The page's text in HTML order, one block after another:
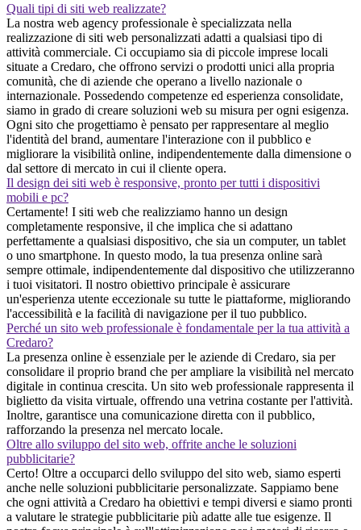
Quali tipi di siti web realizzate?
La nostra web agency professionale è specializzata nella
realizzazione di siti web personalizzati adatti a qualsiasi tipo di
attività commerciale. Ci occupiamo sia di piccole imprese locali
situate a Credaro, che offrono servizi o prodotti unici alla propria
comunità, che di aziende che operano a livello nazionale o
internazionale. Possedendo competenze ed esperienza consolidate,
siamo in grado di creare soluzioni web su misura per ogni esigenza.
Ogni sito che progettiamo è pensato per rappresentare al meglio
l'identità del brand, aumentare l'interazione con il pubblico e
migliorare la visibilità online, indipendentemente dalla dimensione o
dal settore di mercato in cui il cliente opera.
Il design dei siti web è responsive, pronto per tutti i dispositivi
mobili e pc?
Certamente! I siti web che realizziamo hanno un design
completamente responsive, il che implica che si adattano
perfettamente a qualsiasi dispositivo, che sia un computer, un tablet
o uno smartphone. In questo modo, la tua presenza online sarà
sempre ottimale, indipendentemente dal dispositivo che utilizzeranno
i tuoi visitatori. Il nostro obiettivo principale è assicurare
un'esperienza utente eccezionale su tutte le piattaforme, migliorando
l'accessibilità e la facilità di navigazione per il tuo pubblico.
Perché un sito web professionale è fondamentale per la tua attività a
Credaro?
La presenza online è essenziale per le aziende di Credaro, sia per
consolidare il proprio brand che per ampliare la visibilità nel mercato
digitale in continua crescita. Un sito web professionale rappresenta il
biglietto da visita virtuale, offrendo una vetrina costante per l'attività.
Inoltre, garantisce una comunicazione diretta con il pubblico,
rafforzando la presenza nel mercato locale.
Oltre allo sviluppo del sito web, offrite anche le soluzioni
pubblicitarie?
Certo! Oltre a occuparci dello sviluppo del sito web, siamo esperti
anche nelle soluzioni pubblicitarie personalizzate. Sappiamo bene
che ogni attività a Credaro ha obiettivi e tempi diversi e siamo pronti
a valutare le strategie pubblicitarie più adatte alle tue esigenze. Il